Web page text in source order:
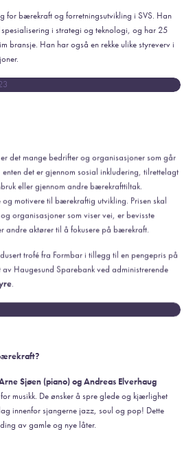
for bærekraft og forretningsutvikling i SVS. Han
i strategi og teknologi, og har 25
bransje. Han har også en rekke ulike styreverv i
det mange bedrifter og organisasjoner som går
det er gjennom sosial inkludering, tilrettelagt
eller gjennom andre bærekrafttiltak.
motivere til bærekraftig utvikling. Prisen skal
organisasjoner som viser vei, er bevisste
andre aktører til å fokusere på bærekraft.
trofé fra Formbar i tillegg til en pengepris på
av Haugesund Sparebank ved administrerende
.
Sjøen (piano) og Andreas Elverhaug
musikk. De ønsker å spre glede og kjærlighet
innenfor sjangerne jazz, soul og pop! Dette
av gamle og nye låter.